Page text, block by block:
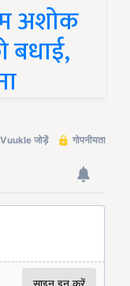
अशोक
बधाई,